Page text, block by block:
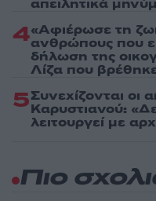
απειλητικά
4«Αφιέρωσε τη
ανθρώπους που
δήλωση της
Λίζα που
5Συνεχίζονται οι
Καρυστιανού:
λειτουργεί με
Πιο